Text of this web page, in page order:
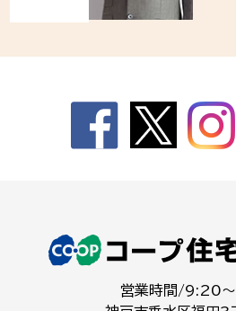
営業時間/9:20